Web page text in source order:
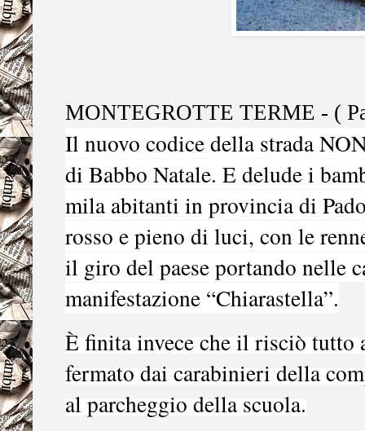
MONTEGROTTE TERME - (
Il nuovo codice della strada
di Babbo Natale. E delude i
mila abitanti in provincia di
rosso e pieno di luci, con le
il giro del paese portando nelle
manifestazione “Chiarastella”.
È finita invece che il risciò tutto
fermato dai carabinieri della
al parcheggio della scuola.